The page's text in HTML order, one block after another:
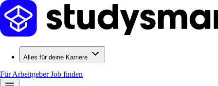
Alles für deine Karriere
Für ArbeitgeberJob finden